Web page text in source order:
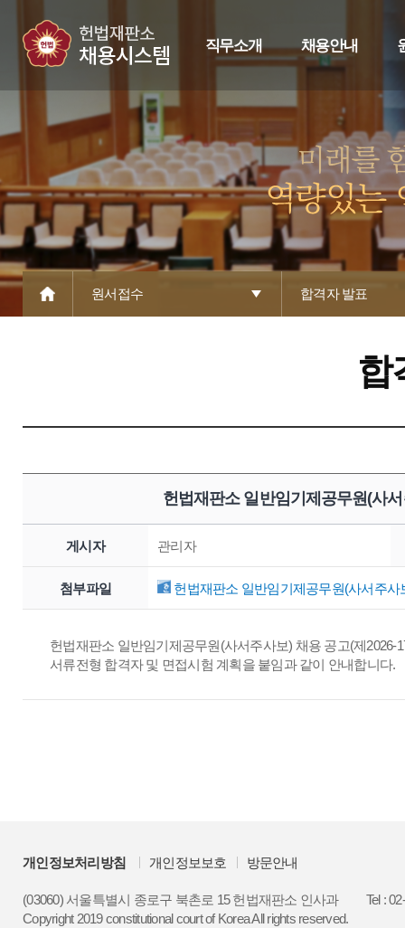
직무소개 채용안내
원서접수 합격자 발표
합
헌법재판소 일반임기제공무원(사
게시자 관리자
첨부파일 헌법재판소 일반임기제공무원(사서주사
헌법재판소 일반임기제공무원(사서주사보) 채용 공고(제2026-
서류전형 합격자 및 면접시험 계획을 붙임과 같이 안내합니다.
개인정보처리방침 개인정보보호 방문안내
(03060) 서울특별시 종로구 북촌로 15 헌법재판소 인사과
Tel :
Copyright 2019 constitutional court of Korea All rights reserved.